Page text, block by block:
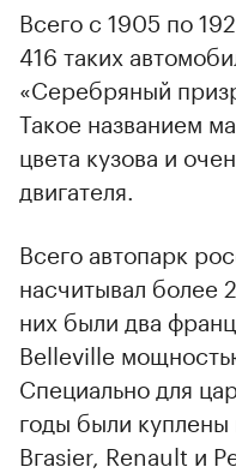
Всего с 1905 по
416 таких
«Серебряный
Такое названием
цвета кузова и
двигателя.
Всего автопарк
насчитывал более
них были два
Belleville
Специально для
годы были
Вгаsier, Renault и